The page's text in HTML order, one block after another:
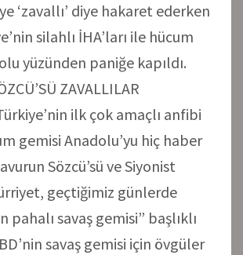
‘zavallı’ diye hakaret ederken
silahlı İHA’ları ile hücum
yüzünden paniğe kapıldı.
ZAVALLILAR
ilk çok amaçlı anfibi
gemisi Anadolu’yu hiç haber
Sözcü’sü ve Siyonist
geçtiğimiz günlerde
pahalı savaş gemisi” başlıklı
savaş gemisi için övgüler